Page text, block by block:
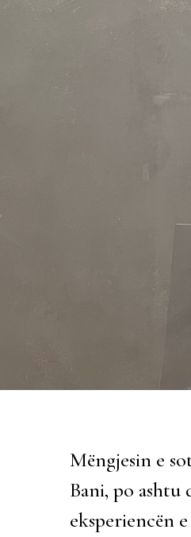
Mëngjesin e
Bani, po ashtu
eksperiencën